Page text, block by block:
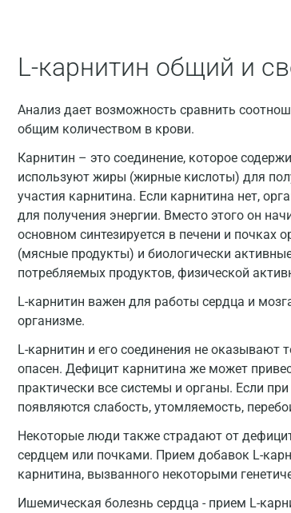
L-карнитин общий и
Анализ дает возможность сравнить
общим количеством в крови.
Карнитин – это соединение, которое
используют жиры (жирные кислоты) для
участия карнитина. Если карнитина нет,
для получения энергии. Вместо этого он
основном синтезируется в печени и почках
(мясные продукты) и биологически
потребляемых продуктов, физической
L-карнитин важен для работы сердца и
организме.
L-карнитин и его соединения не оказывают
опасен. Дефицит карнитина же может
практически все системы и органы. Если
появляются слабость, утомляемость,
Некоторые люди также страдают от
сердцем или почками. Прием добавок L-
карнитина, вызванного некоторыми
Ишемическая болезнь сердца - прием L-